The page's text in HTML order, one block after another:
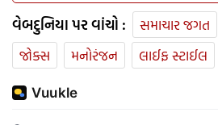
વેબદુનિયા પર વાંચો : સમાચાર જગત
જોક્સ
મનોરંજન લાઈફ સ્ટાઈલ